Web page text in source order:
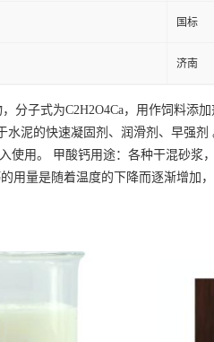
国标
济南
分子式为C2H2O4Ca，用作饲料添
泥的快速凝固剂、润滑剂、早强剂
使用。 甲酸钙用途：各种干混砂浆
用量是随着温度的下降而逐渐增加